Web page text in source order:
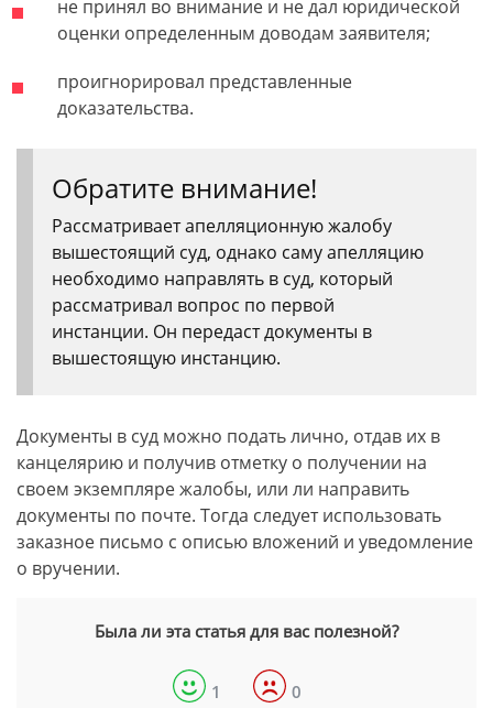
не принял во внимание и не дал юридической
оценки определенным доводам заявителя;
проигнорировал представленные
доказательства.
Обратите внимание!
Рассматривает апелляционную жалобу
вышестоящий суд, однако саму апелляцию
необходимо направлять в суд, который
рассматривал вопрос по первой
инстанции. Он передаст документы в
вышестоящую инстанцию.
Документы в суд можно подать лично, отдав их в
канцелярию и получив отметку о получении на
своем экземпляре жалобы, или ли направить
документы по почте. Тогда следует использовать
заказное письмо с описью вложений и уведомление
о вручении.
Была ли эта статья для вас полезной?
1 0